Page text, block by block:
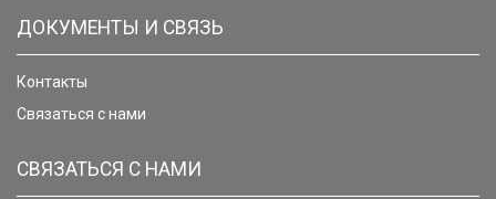
ДОКУМЕНТЫ И СВЯЗЬ
Контакты
Связаться с нами
СВЯЗАТЬСЯ С НАМИ